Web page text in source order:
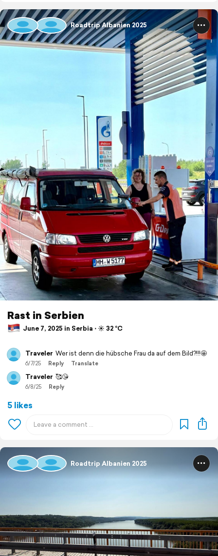
Roadtrip Albanien 2025
Rast in Serbien
June 7, 2025 in Serbia ⋅ ☀️ 32 °C
Traveler Wer ist denn die hübsche Frau da auf dem Bild?!!!🤩
6/7/25 Reply Translate
Traveler 🥰😘
6/8/25 Reply
5 likes
Roadtrip Albanien 2025